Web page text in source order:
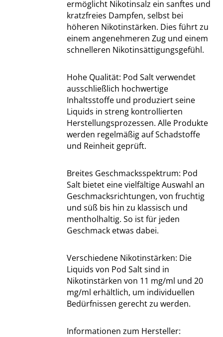
ermöglicht Nikotinsalz ein sanftes und
kratzfreies Dampfen, selbst bei
höheren Nikotinstärken. Dies führt zu
einem angenehmeren Zug und einem
schnelleren Nikotinsättigungsgefühl.
Hohe Qualität: Pod Salt verwendet
ausschließlich hochwertige
Inhaltsstoffe und produziert seine
Liquids in streng kontrollierten
Herstellungsprozessen. Alle Produkte
werden regelmäßig auf Schadstoffe
und Reinheit geprüft.
Breites Geschmacksspektrum: Pod
Salt bietet eine vielfältige Auswahl an
Geschmacksrichtungen, von fruchtig
und süß bis hin zu klassisch und
mentholhaltig. So ist für jeden
Geschmack etwas dabei.
Verschiedene Nikotinstärken: Die
Liquids von Pod Salt sind in
Nikotinstärken von 11 mg/ml und 20
mg/ml erhältlich, um individuellen
Bedürfnissen gerecht zu werden.
Informationen zum Hersteller: